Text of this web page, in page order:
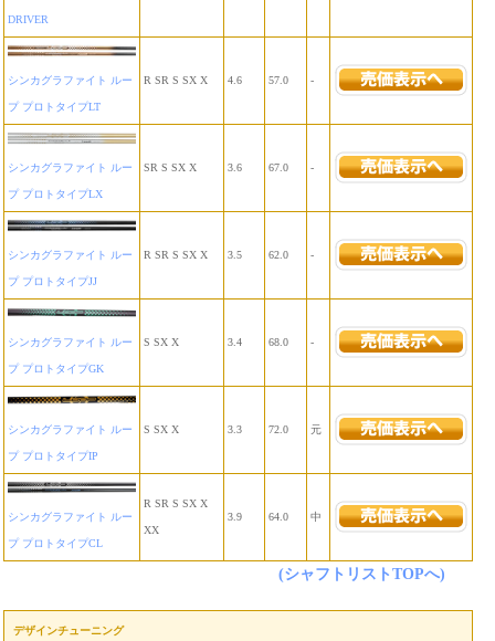
DRIVER
シンカグラファイト ルー
プ プロトタイプLT
R SR S SX X 4.6 57.0 -
シンカグラファイト ルー
プ プロトタイプLX
SR S SX X 3.6 67.0 -
シンカグラファイト ルー
プ プロトタイプJJ
R SR S SX X 3.5 62.0 -
シンカグラファイト ルー
プ プロトタイプGK
S SX X 3.4 68.0 -
シンカグラファイト ルー
プ プロトタイプIP
S SX X 3.3 72.0 元
シンカグラファイト ルー
プ プロトタイプCL
R SR S SX X
XX
3.9 64.0 中
(シャフトリストTOPへ)
デザインチューニング